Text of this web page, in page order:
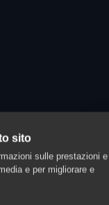
sito
sulle prestazioni e
e per migliorare e